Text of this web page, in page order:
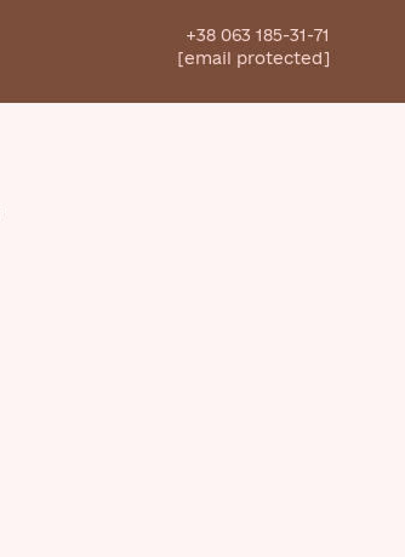
+38 063 185-31-71
[email protected]